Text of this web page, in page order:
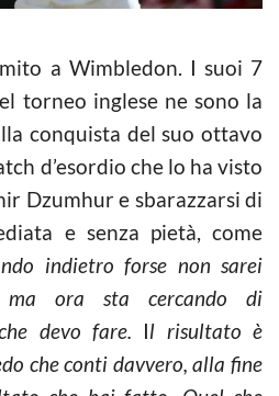
a Wimbledon. I suoi 7
torneo inglese ne sono la
conquista del suo ottavo
d’esordio che lo ha visto
Dzumhur e sbarazzarsi di
e senza pietà, come
indietro forse non sarei
ma ora sta cercando di
devo fare. Il risultato è
che conti davvero, alla fine